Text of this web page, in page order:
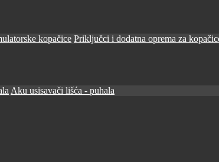
kopačice Priključci i dodatna oprema za
Aku usisavači lišća - puhala